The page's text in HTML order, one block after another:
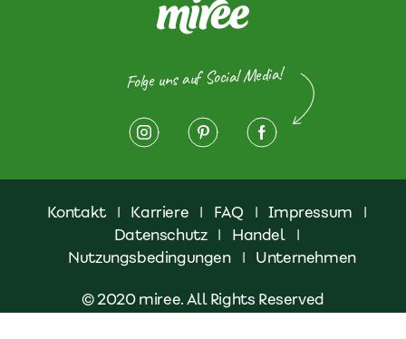
Folge uns auf Social Media!
Kontakt | Karriere | FAQ | Impressum
|
Datenschutz | Handel
|
Nutzungsbedingungen
| Unternehmen
© 2020 miree. All Rights Reserved